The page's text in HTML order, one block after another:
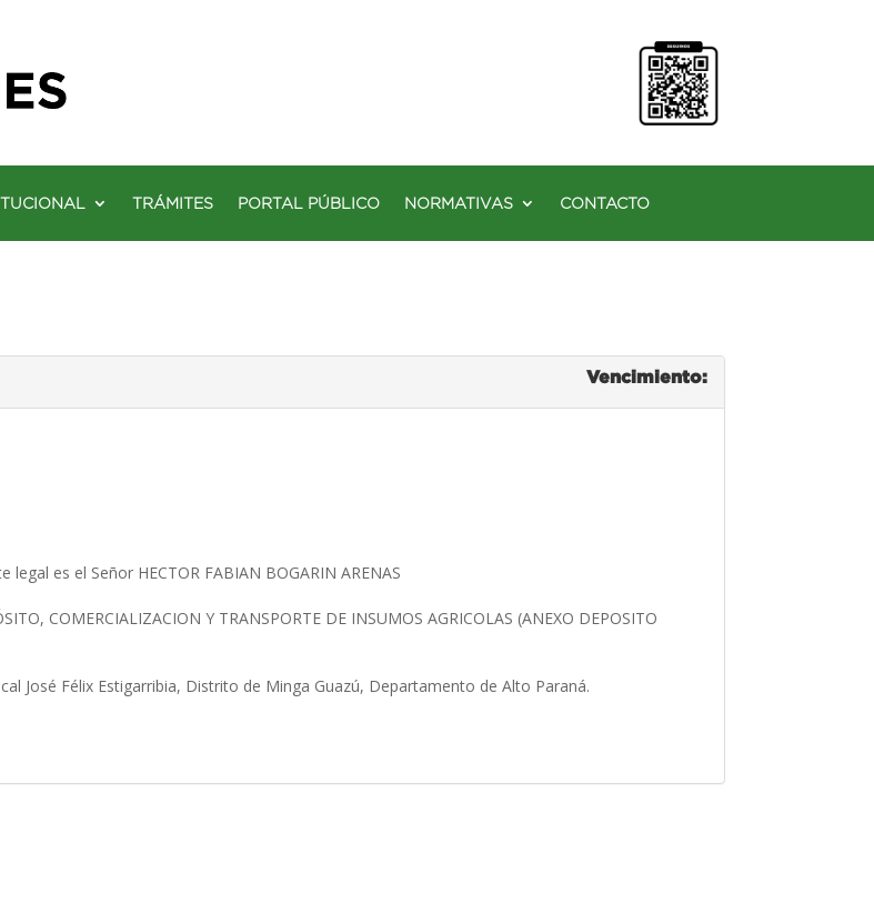
TRÁMITES PORTAL PÚBLICO NORMATIVAS CONTACTO
Vencimiento:
legal es el Señor HECTOR FABIAN BOGARIN ARENAS
COMERCIALIZACION Y TRANSPORTE DE INSUMOS AGRICOLAS (ANEXO DEPOSITO
José Félix Estigarribia, Distrito de Minga Guazú, Departamento de Alto Paraná.